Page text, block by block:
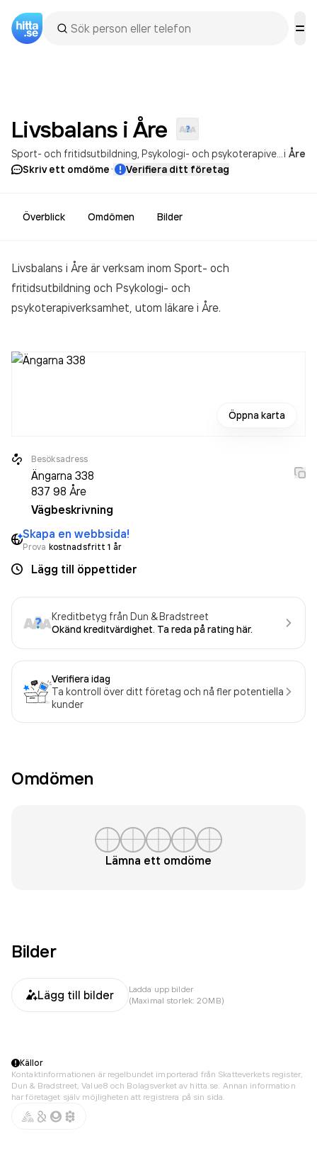
Livsbalans i Åre
Sport- och fritidsutbildning Psykologi- och psykoterapiverksamhet, utom läkare i Åre
Skriv ett omdöme· Verifiera ditt företag
Överblick Omdömen Bilder
Livsbalans i Åre är verksam inom Sport- och
fritidsutbildning och Psykologi- och
psykoterapiverksamhet, utom läkare i Åre.
Öppna karta
Besöksadress
Ängarna 338
837 98 Åre
Vägbeskrivning
Skapa en webbsida!
Prova kostnadsfritt 1 år
Lägg till öppettider
Kreditbetyg från Dun & Bradstreet
Okänd kreditvärdighet. Ta reda på rating här.
Verifiera idag
Ta kontroll över ditt företag och nå fler potentiella
kunder
Omdömen
Lämna ett omdöme
Bilder
Lägg till bilder
Ladda upp bilder
(Maximal storlek: 20MB)
Källor
Kontaktinformationen är regelbundet importerad från Skatteverkets register,
Dun & Bradstreet, Value8 och Bolagsverket av hitta.se. Annan information
har företaget själv möjligheten att registrera på sin sida.